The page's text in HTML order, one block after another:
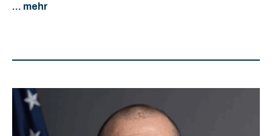
... mehr